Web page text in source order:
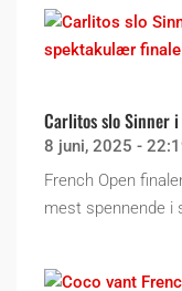
Carlitos slo Sinner
8 juni, 2025 -
French Open
mest spennende i